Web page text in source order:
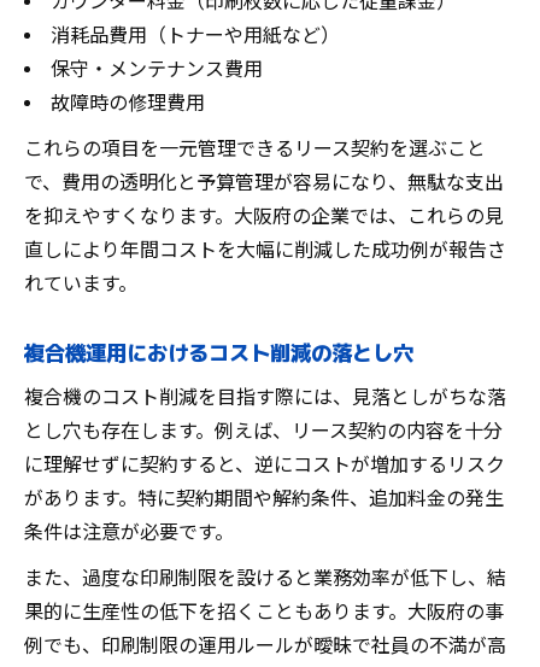
消耗品費用（トナーや用紙など）
保守・メンテナンス費用
故障時の修理費用
これらの項目を一元管理できるリース契約を選ぶこと
で、費用の透明化と予算管理が容易になり、無駄な支出
を抑えやすくなります。大阪府の企業では、これらの見
直しにより年間コストを大幅に削減した成功例が報告さ
れています。
複合機運用におけるコスト削減の落とし穴
複合機のコスト削減を目指す際には、見落としがちな落
とし穴も存在します。例えば、リース契約の内容を十分
に理解せずに契約すると、逆にコストが増加するリスク
があります。特に契約期間や解約条件、追加料金の発生
条件は注意が必要です。
また、過度な印刷制限を設けると業務効率が低下し、結
果的に生産性の低下を招くこともあります。大阪府の事
例でも、印刷制限の運用ルールが曖昧で社員の不満が高